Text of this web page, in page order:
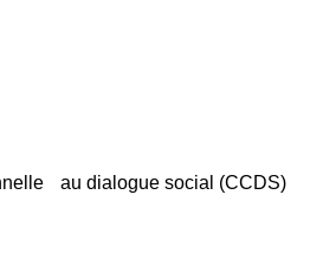
au dialogue social (CCDS)